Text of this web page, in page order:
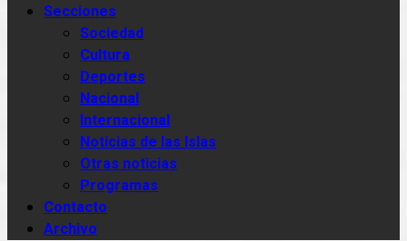
Secciones
Sociedad
Cultura
Deportes
Nacional
Internacional
Noticias de las Islas
Otras noticias
Programas
Contacto
Archivo